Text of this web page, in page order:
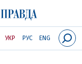
УКР РУС ENG